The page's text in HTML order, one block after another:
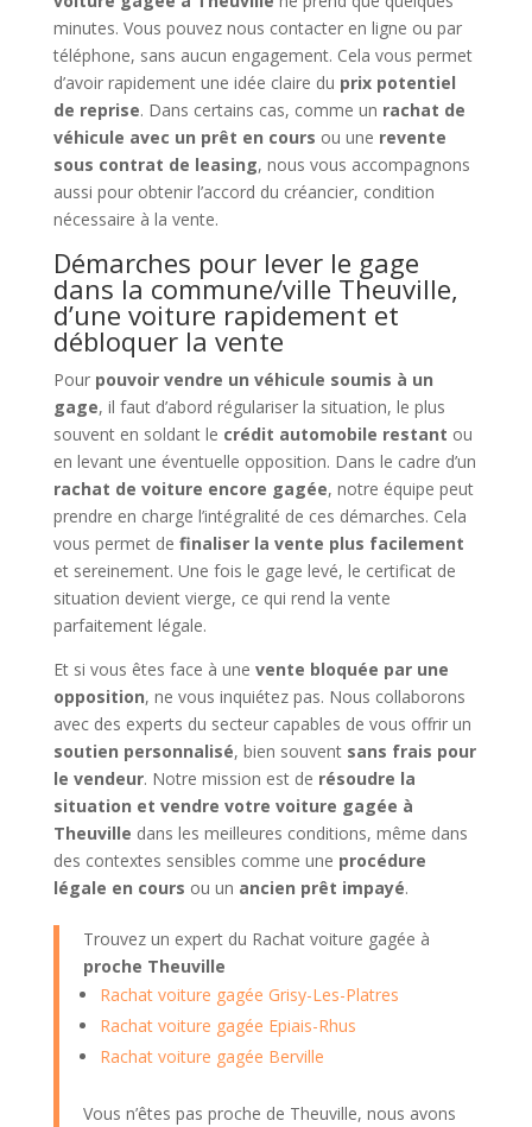
minutes. Vous pouvez nous contacter en ligne ou par
téléphone, sans aucun engagement. Cela vous permet
d’avoir rapidement une idée claire du prix potentiel
de reprise. Dans certains cas, comme un rachat de
véhicule avec un prêt en cours ou une revente
sous contrat de leasing, nous vous accompagnons
aussi pour obtenir l’accord du créancier, condition
nécessaire à la vente.
Démarches pour lever le gage
dans la commune/ville Theuville,
d’une voiture rapidement et
débloquer la vente
Pour pouvoir vendre un véhicule soumis à un
gage, il faut d’abord régulariser la situation, le plus
souvent en soldant le crédit automobile restant ou
en levant une éventuelle opposition. Dans le cadre d’un
rachat de voiture encore gagée, notre équipe peut
prendre en charge l’intégralité de ces démarches. Cela
vous permet de finaliser la vente plus facilement
et sereinement. Une fois le gage levé, le certificat de
situation devient vierge, ce qui rend la vente
parfaitement légale.
Et si vous êtes face à une vente bloquée par une
opposition, ne vous inquiétez pas. Nous collaborons
avec des experts du secteur capables de vous offrir un
soutien personnalisé, bien souvent sans frais pour
le vendeur. Notre mission est de résoudre la
situation et vendre votre voiture gagée à
Theuville dans les meilleures conditions, même dans
des contextes sensibles comme une procédure
légale en cours ou un ancien prêt impayé.
Trouvez un expert du Rachat voiture gagée à
proche Theuville
Rachat voiture gagée Grisy-Les-Platres
Rachat voiture gagée Epiais-Rhus
Rachat voiture gagée Berville
Vous n’êtes pas proche de Theuville, nous avons